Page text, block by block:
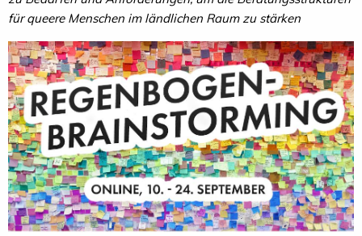
für queere Menschen im ländlichen Raum zu stärken